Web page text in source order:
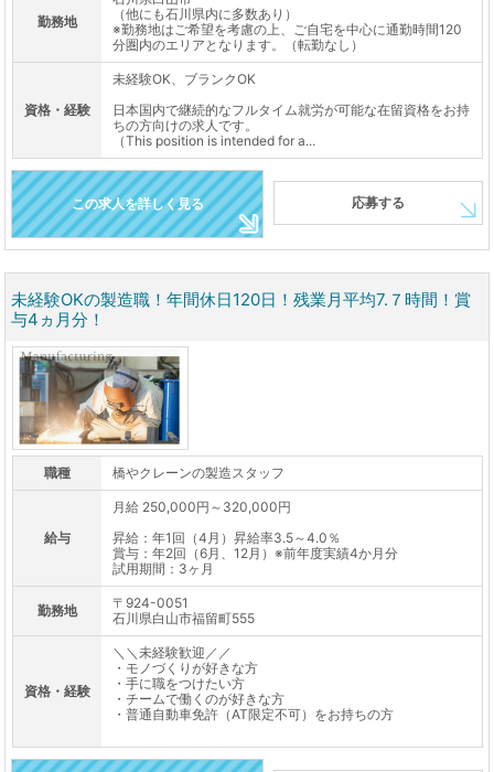
勤務地
（他にも石川県内に多数あり）
※勤務地はご希望を考慮の上、ご自宅を中心に通勤時間120
分圏内のエリアとなります。（転勤なし）
資格・経験
未経験OK、ブランクOK
日本国内で継続的なフルタイム就労が可能な在留資格をお持
ちの方向けの求人です。
（This position is intended for a...
この求人を詳しく見る 応募する
未経験OKの製造職！年間休日120日！残業月平均7.７時間！賞
与4ヵ月分！
職種 橋やクレーンの製造スタッフ
給与
月給 250,000円～320,000円
昇給：年1回（4月）昇給率3.5～4.0％
賞与：年2回（6月、12月）※前年度実績4か月分
試用期間：3ヶ月
勤務地
〒924-0051
石川県白山市福留町555
資格・経験
＼＼未経験歓迎／／
・モノづくりが好きな方
・手に職をつけたい方
・チームで働くのが好きな方
・普通自動車免許（AT限定不可）をお持ちの方